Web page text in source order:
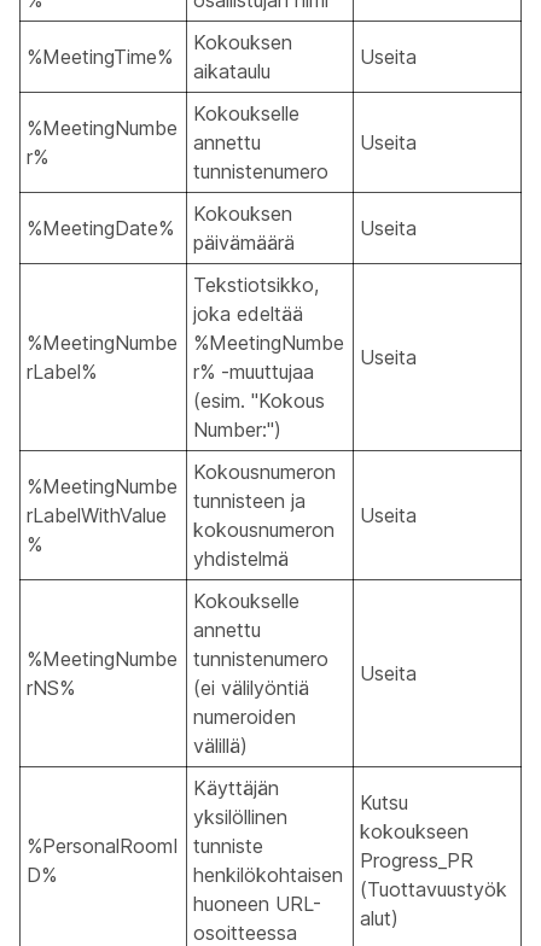
%MeetingTime%
Kokouksen
aikataulu
Useita
%MeetingNumbe
r%
Kokoukselle
annettu
tunnistenumero
Useita
%MeetingDate%
Kokouksen
päivämäärä
Useita
%MeetingNumbe
rLabel%
Tekstiotsikko,
joka edeltää
%MeetingNumbe
r% -muuttujaa
(esim. "Kokous
Number:")
Useita
%MeetingNumbe
rLabelWithValue
%
Kokousnumeron
tunnisteen ja
kokousnumeron
yhdistelmä
Useita
%MeetingNumbe
rNS%
Kokoukselle
annettu
tunnistenumero
(ei välilyöntiä
numeroiden
välillä)
Useita
%PersonalRoomI
D%
Käyttäjän
yksilöllinen
tunniste
henkilökohtaisen
huoneen URL-
osoitteessa
Kutsu
kokoukseen
Progress_PR
(Tuottavuustyök
alut)